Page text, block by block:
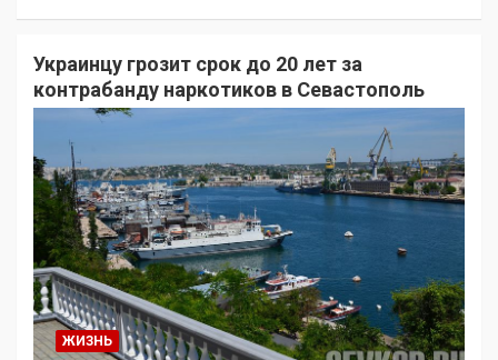
Украинцу грозит срок до 20 лет за
контрабанду наркотиков в Севастополь
ЖИЗНЬ